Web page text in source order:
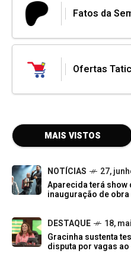
Fatos da
Ofertas
MAIS VISTOS
NOTÍCIAS
27,
Aparecida terá show
inauguração de obra
DESTAQUE
18,
Gracinha sustenta
disputa por vagas